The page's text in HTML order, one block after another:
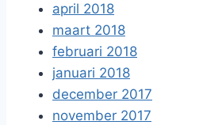
april 2018
maart 2018
februari 2018
januari 2018
december 2017
november 2017